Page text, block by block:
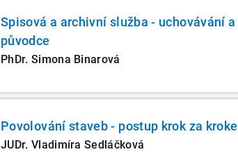
Spisová a archivní služba - uchovávání
původce
PhDr. Simona Binarová
Povolování staveb - postup krok za
JUDr. Vladimíra Sedláčková